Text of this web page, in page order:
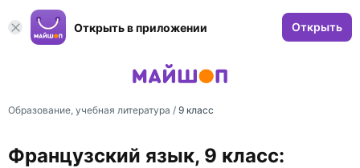
Открыть в приложении Открыть
Образование, учебная литература / 9 класс
Французский язык, 9 класс: